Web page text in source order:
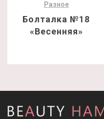
Разное
Болталка №18
«Весенняя»